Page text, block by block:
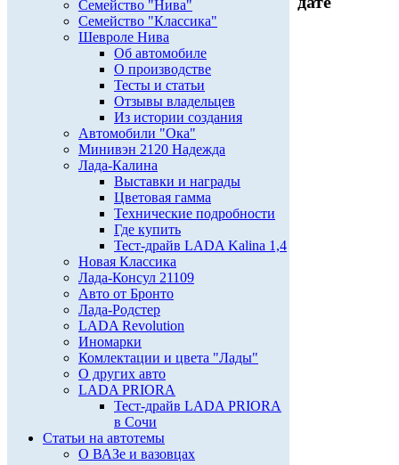
Семейство "Нива"
Семейство "Классика"
Шевроле Нива
Об автомобиле
О производстве
Тесты и статьи
Отзывы владельцев
Из истории создания
Автомобили "Ока"
Минивэн 2120 Надежда
Лада-Калина
Выставки и награды
Цветовая гамма
Технические подробности
Где купить
Тест-драйв LADA Kalina 1,4
Новая Классика
Лада-Консул 21109
Авто от Бронто
Лада-Родстер
LADA Revolution
Иномарки
Комлектации и цвета "Лады"
О других авто
LADA PRIORA
Тест-драйв LADA PRIORA
в Сочи
Статьи на автотемы
О ВАЗе и вазовцах